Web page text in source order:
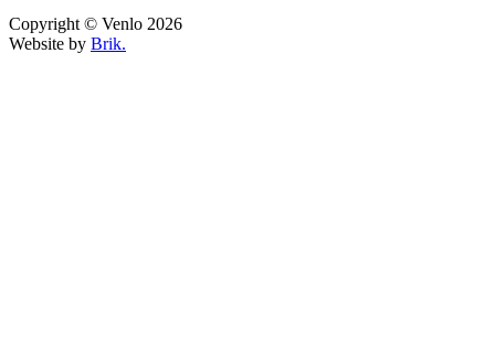
Copyright © Venlo 2026
Website by Brik.